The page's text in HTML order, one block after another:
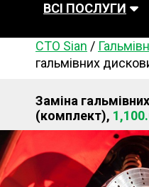
ВСІ ПОСЛУГИ
Автомийка
Акумулятори
Система охолодження
Ходова частина
СТО Sian /
гальмівних
Заміна
(комплект),